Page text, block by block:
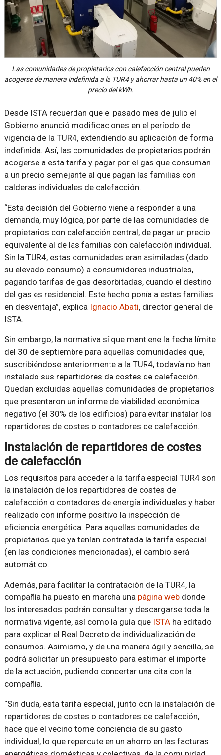
Las comunidades de propietarios con calefacción central pueden
acogerse de manera indefinida a la TUR4 y ahorrar hasta un 40% en el
precio del kWh.
Desde ISTA recuerdan que el pasado mes de julio el
Gobierno anunció modificaciones en el período de
vigencia de la TUR4, extendiendo su aplicación de forma
indefinida. Así, las comunidades de propietarios podrán
acogerse a esta tarifa y pagar por el gas que consuman
a un precio semejante al que pagan las familias con
calderas individuales de calefacción.
“Esta decisión del Gobierno viene a responder a una
demanda, muy lógica, por parte de las comunidades de
propietarios con calefacción central, de pagar un precio
equivalente al de las familias con calefacción individual.
Sin la TUR4, estas comunidades eran asimiladas (dado
su elevado consumo) a consumidores industriales,
pagando tarifas de gas desorbitadas, cuando el destino
del gas es residencial. Este hecho ponía a estas familias
en desventaja”, explica Ignacio Abati, director general de
ISTA.
Sin embargo, la normativa sí que mantiene la fecha límite
del 30 de septiembre para aquellas comunidades que,
suscribiéndose anteriormente a la TUR4, todavía no han
instalado sus repartidores de costes de calefacción.
Quedan excluidas aquellas comunidades de propietarios
que presentaron un informe de viabilidad económica
negativo (el 30% de los edificios) para evitar instalar los
repartidores de costes o contadores de calefacción.
Instalación de repartidores de costes
de calefacción
Los requisitos para acceder a la tarifa especial TUR4 son
la instalación de los repartidores de costes de
calefacción o contadores de energía individuales y haber
realizado con informe positivo la inspección de
eficiencia energética. Para aquellas comunidades de
propietarios que ya tenían contratada la tarifa especial
(en las condiciones mencionadas), el cambio será
automático.
Además, para facilitar la contratación de la TUR4, la
compañía ha puesto en marcha una página webdonde
los interesados podrán consultar y descargarse toda la
normativa vigente, así como la guía que ISTAha editado
para explicar el Real Decreto de individualización de
consumos. Asimismo, y de una manera ágil y sencilla, se
podrá solicitar un presupuesto para estimar el importe
de la actuación, pudiendo concertar una cita con la
compañía.
“Sin duda, esta tarifa especial, junto con la instalación de
repartidores de costes o contadores de calefacción,
hace que el vecino tome conciencia de su gasto
individual, lo que repercute en un ahorro en las facturas